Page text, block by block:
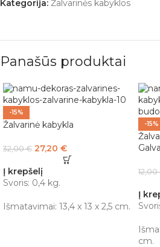
Kategorija: Žalvarinės kabyklos
Panašūs produktai
-15%
Žalvarinė kabykla
32,00€ 27,20 €
Į krepšelį
Svoris: 0,4 kg.
Išmatavimai: 13,4 x 13 x 2,5 cm.
-15%
12,00
Į
cm.